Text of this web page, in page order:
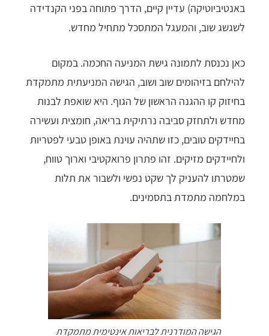
באנטיביוטיקה) עדיין קיים, הדרך פתוחה בפני הקנדידה
לשגשג שוב, והמעגל המתסכל מתחיל מחדש.
כאן נכנסת לתמונה גישת המניעה החכמה. במקום
להילחם בזיהומים שוב ושוב, הגישה המניעתית מתמקדת
בחיזוק קו ההגנה הראשון של הגוף. היא שואפת לבנות
מחדש ולתחזק סביבה נרתיקית בריאה, חומצית ועשירה
בחיידקים טובים, כזו שתהיה עוינת באופן טבעי לפטריות
ולחיידקים מזיקים. זהו פתרון פרואקטיבי וארוך טווח,
שמטרתו להעניק לך שקט נפשי ולשבור את תלות
במלחמה מתמדת בתסמינים.
הגישה המודרנית לבריאות אינטימית מתמקדת